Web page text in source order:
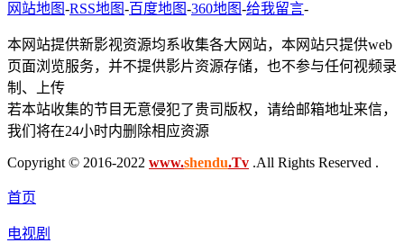
网站地图-RSS地图-百度地图-360地图-给我留言-
本网站提供新影视资源均系收集各大网站，本网站只提供web
页面浏览服务，并不提供影片资源存储，也不参与任何视频录
制、上传
若本站收集的节目无意侵犯了贵司版权，请给邮箱地址来信，
我们将在24小时内删除相应资源
Copyright © 2016-2022 www.shendu.Tv .All Rights Reserved .
首页
电视剧